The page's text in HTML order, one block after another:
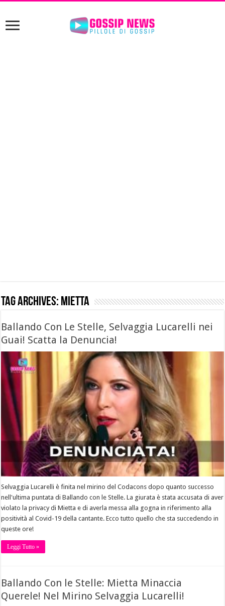
Tag Archives: mietta
Ballando Con Le Stelle, Selvaggia Lucarelli nei
Guai! Scatta la Denuncia!
Selvaggia Lucarelli è finita nel mirino del Codacons dopo quanto successo
nell'ultima puntata di Ballando con le Stelle. La giurata è stata accusata di aver
violato la privacy di Mietta e di averla messa alla gogna in riferimento alla
positività al Covid-19 della cantante. Ecco tutto quello che sta succedendo in
queste ore!
Leggi Tutto »
Ballando Con le Stelle: Mietta Minaccia
Querele! Nel Mirino Selvaggia Lucarelli!